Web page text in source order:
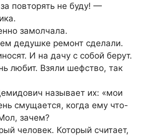
повторять не буду! —
замолчала.
дедушке ремонт сделали.
И на дачу с собой берут.
любит. Взяли шефство, так
называет их: «мои
смущается, когда ему что-
зачем?
человек. Который считает,